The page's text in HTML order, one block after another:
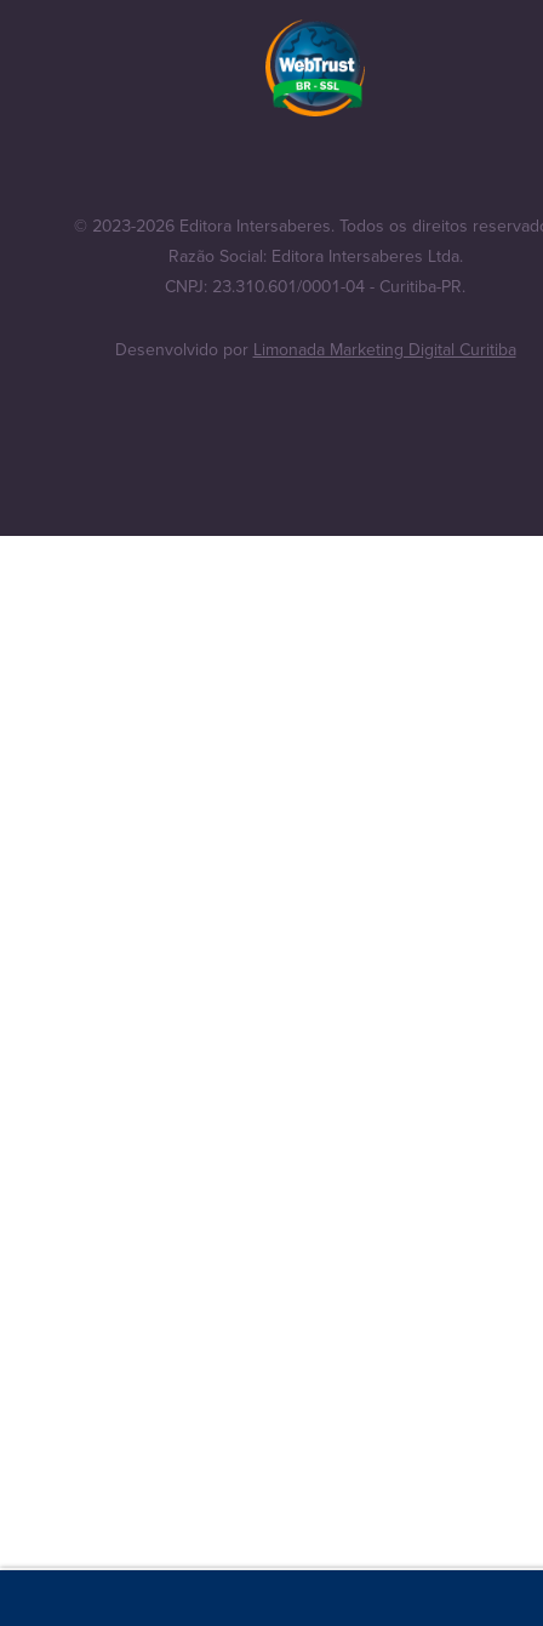
© 2023-2026 Editora Intersaberes. Todos os direitos
Razão Social: Editora Intersaberes Ltda.
CNPJ: 23.310.601/0001-04 - Curitiba-PR.
Desenvolvido por Limonada Marketing Digital Curitiba